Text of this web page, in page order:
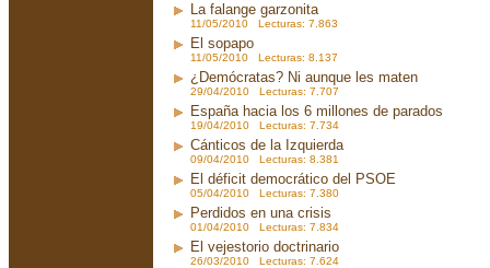
La falange garzonita
11/05/2010 Lecturas: 7.863
El sopapo
11/05/2010 Lecturas: 8.137
¿Demócratas? Ni aunque les maten
29/04/2010 Lecturas: 7.707
España hacia los 6 millones de parados
19/04/2010 Lecturas: 7.734
Cánticos de la Izquierda
09/04/2010 Lecturas: 8.381
El déficit democrático del PSOE
05/04/2010 Lecturas: 7.380
Perdidos en una crisis
01/04/2010 Lecturas: 7.834
El vejestorio doctrinario
26/03/2010 Lecturas: 7.624